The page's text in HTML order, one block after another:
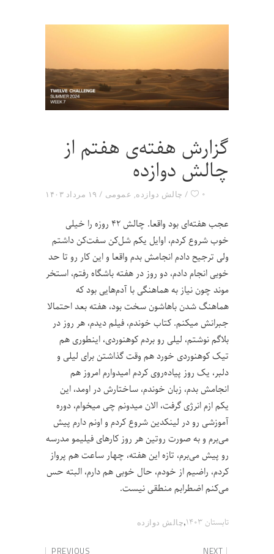
گزارش هفته‌ی هفتم از
چالش دوازده
۱۹ مرداد ۱۴۰۳ چالش دوازده, عمومی ۰
عجب هفته‌ای بود واقعا. چالش ۴۲ روزه‌ را خیلی
خوب شروع کردم، اوایل یکم شل‌کن سفت‌کن داشتم
ولی ترجیح دادم انجامش بدم واقعا و این کار رو تا حد
خوبی انجام دادم، دو روز در هفته باشگاه رفتم، استخر
موند چون نیاز به هماهنگی‌ با آدم‌هایی بود که
هماهنگ شدن باهاشون سخت بود، هفته بعد احتمالا
جبرانش میکنم. کتاب خوندم، فیلم دیدم، هر روز در
بلاگم نوشتم، لیلی رو بردم کوهنوردی، اینطوری هم
تیک کوهنوردی خورد هم وقت گذاشتن برای لیلی و
دلبر، یک روز پیاده‌روی کردم امیدوارم امروز هم
انجامش بدم، زبان خوندم، ساختارش در اومد، این
یکم ازم انرژی گرفت، الان میدونم چی میخوام، دوره
آموزشی رو در لینکدین شروع کردم و اونم دارم پیش
می‌برم و به صورت روتین هر روز کارهای فیلیمو مدرسه
رو پیش می‌برم، تازه این هفته، چهار ساعت هم پرواز
کردم، راضیم از خودم، حال خوبی هم دارم، البته حس
می‌کنم اضطرابم منطقی نیست.
تابستان ۱۴۰۳ ,چالش‌ دوازده
PREVIOUS NEXT